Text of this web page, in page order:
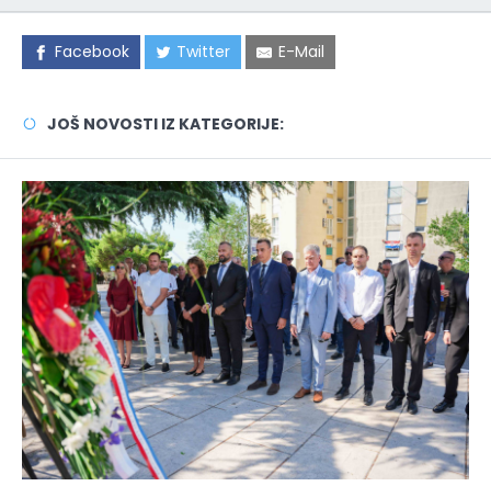
Facebook Twitter E-Mail
JOŠ NOVOSTI IZ KATEGORIJE: